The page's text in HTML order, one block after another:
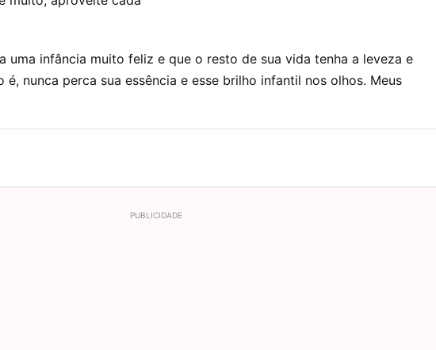
uma infância muito feliz e que o resto de sua vida tenha a leveza e
é, nunca perca sua essência e esse brilho infantil nos olhos. Meus